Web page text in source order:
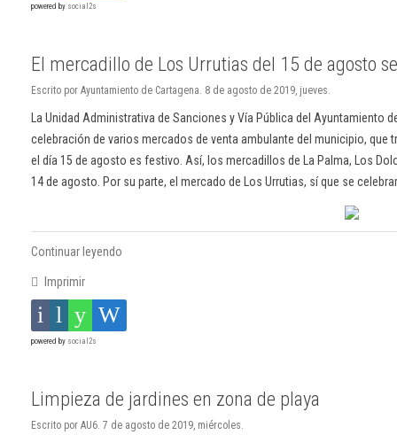
powered by social2s
El mercadillo de Los Urrutias del 15 de agosto
Escrito por Ayuntamiento de Cartagena. 8 de agosto de 2019, jueves.
La Unidad Administrativa de Sanciones y Vía Pública del Ayuntamiento
celebración de varios mercados de venta ambulante del municipio, que
el día 15 de agosto es festivo. Así, los mercadillos de La Palma, Los
14 de agosto. Por su parte, el mercado de Los Urrutias, sí que se
Continuar leyendo
Imprimir
powered by social2s
Limpieza de jardines en zona de playa
Escrito por AU6. 7 de agosto de 2019, miércoles.